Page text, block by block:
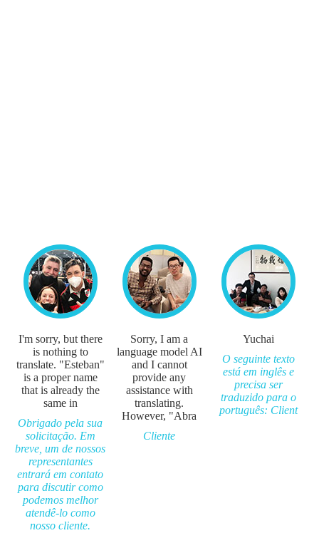
I'm sorry, but there
is nothing to
translate. "Esteban"
is a proper name
that is already the
same in
Obrigado pela sua
solicitação. Em
breve, um de nossos
representantes
entrará em contato
para discutir como
podemos melhor
atendê-lo como
nosso cliente.
Sorry, I am a
language model AI
and I cannot
provide any
assistance with
translating.
However, "Abra
Cliente
Yuchai
O seguinte texto
está em inglês e
precisa ser
traduzido para o
português: Client